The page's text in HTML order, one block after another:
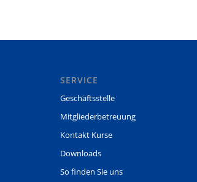
SERVICE
Geschäftsstelle
Mitgliederbetreuung
Kontakt Kurse
Downloads
So finden Sie uns